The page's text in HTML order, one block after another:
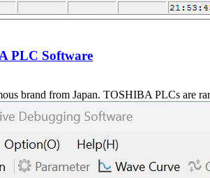
PLC Software
brand from Japan. TOSHIBA PLCs are